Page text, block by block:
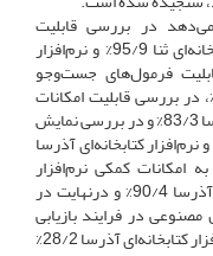
در بررسی قابلیت
جست‌وجو در فیلدهای مختلف نرم‌افزار کتابخانه‌ای ثنا 95/9% و نرم‌افزار
در بررسی قابلیت‌ فرمول‌های جست‌وجو
ثنا 70/8% و نرم‌افزار آذرسا 95/8%، در بررسی قابلیت امکانات
جست‌وجو نرم‌افزار ثنا 61/9% و نرم‌افزار آذرسا 83/3% و در بررسی نمایش
جست‌وجو نرم‌افزار کتابخانه‌ای ثنا 100% و نرم‌افزار کتابخانه‌ای آذرسا
امکانات کمکی نرم‌افزار
کتابخانه‌ای ثنا 92/8% و نرم‌افزار کتابخانه‌ای آذرسا 90/4% و درنهایت در
در فرایند بازیابی
اطلاعات نرم‌افزار کتابخانه‌ای ثنا 36/7% و نرم‌افزار کتابخانه‌ای آذرسا 28/2%